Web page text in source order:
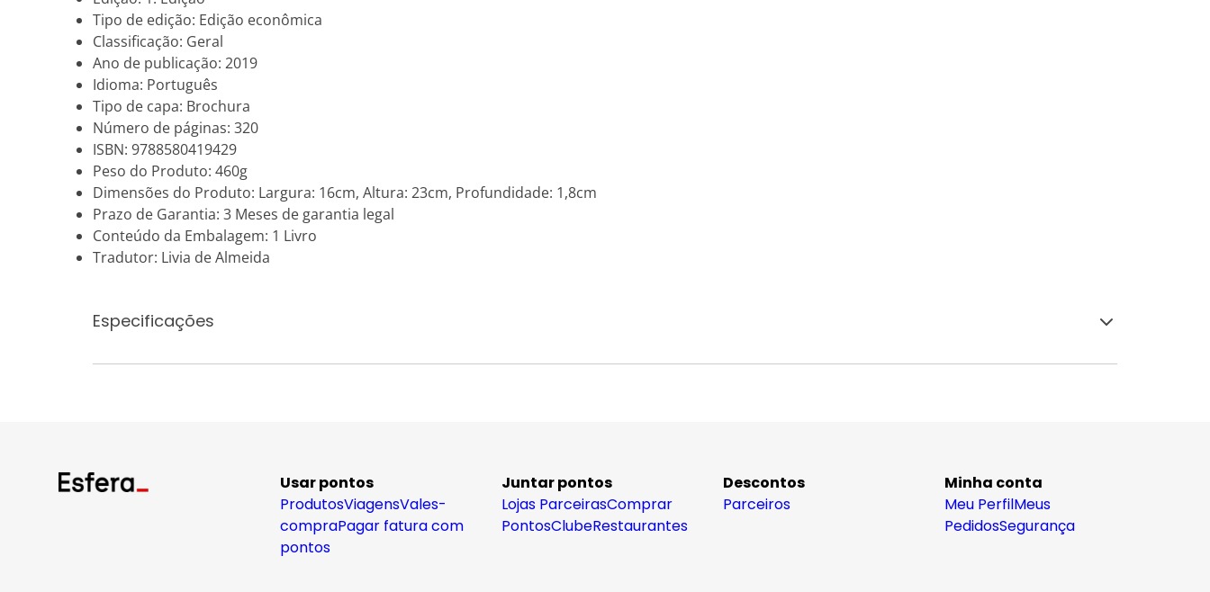
Tipo de edição: Edição econômica
Classificação: Geral
Ano de publicação: 2019
Idioma: Português
Tipo de capa: Brochura
Número de páginas: 320
ISBN: 9788580419429
Peso do Produto: 460g
Dimensões do Produto: Largura: 16cm, Altura: 23cm, Profundidade: 1,8cm
Prazo de Garantia: 3 Meses de garantia legal
Conteúdo da Embalagem: 1 Livro
Tradutor: Livia de Almeida
Especificações
Usar pontos
ProdutosViagensVales-
compraPagar fatura com
pontos
Juntar pontos
Lojas ParceirasComprar
PontosClubeRestaurantes
Descontos
Parceiros
Minha conta
Meu PerfilMeus
PedidosSegurança